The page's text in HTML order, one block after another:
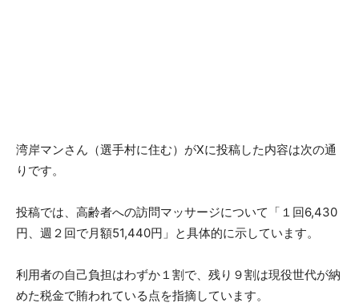
湾岸マンさん（選手村に住む）がXに投稿した内容は次の通
りです。
投稿では、高齢者への訪問マッサージについて「１回6,430
円、週２回で月額51,440円」と具体的に示しています。
利用者の自己負担はわずか１割で、残り９割は現役世代が納
めた税金で賄われている点を指摘しています。